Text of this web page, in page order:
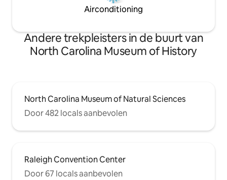
Airconditioning
Andere trekpleisters in de buurt van
North Carolina Museum of History
North Carolina Museum of Natural Sciences
Door 482 locals aanbevolen
Raleigh Convention Center
Door 67 locals aanbevolen